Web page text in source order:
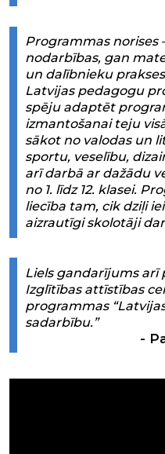
Programmas norises
nodarbības, gan
un dalībnieku
Latvijas pedagogu
spēju adaptēt
izmantošanai teju
sākot no valodas un
sportu, veselību,
arī darbā ar dažādu
no 1. līdz 12. klasei.
liecība tam, cik dziļi
aizrautīgi skolotāji
Liels gandarījums arī
Izglītības attīstības
programmas
sadarbību.”